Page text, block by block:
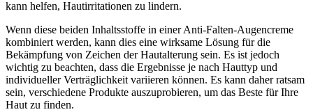
kann helfen, Hautirritationen zu lindern.
Wenn diese beiden Inhaltsstoffe in einer Anti-Falten-Augencreme
kombiniert werden, kann dies eine wirksame Lösung für die
Bekämpfung von Zeichen der Hautalterung sein. Es ist jedoch
wichtig zu beachten, dass die Ergebnisse je nach Hauttyp und
individueller Verträglichkeit variieren können. Es kann daher ratsam
sein, verschiedene Produkte auszuprobieren, um das Beste für Ihre
Haut zu finden.